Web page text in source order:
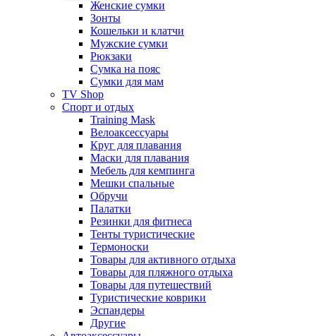
Женские сумки
Зонты
Кошельки и клатчи
Мужские сумки
Рюкзаки
Сумка на пояс
Сумки для мам
TV Shop
Спорт и отдых
Training Mask
Велоаксессуары
Круг для плавания
Маски для плавания
Мебель для кемпинга
Мешки спальные
Обручи
Палатки
Резинки для фитнеса
Тенты туристические
Термоноски
Товары для активного отдыха
Товары для пляжного отдыха
Товары для путешествий
Туристические коврики
Эспандеры
Другие